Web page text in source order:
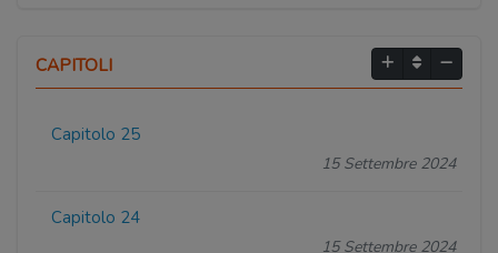
CAPITOLI
Capitolo 25
15 Settembre 2024
Capitolo 24
15 Settembre 2024